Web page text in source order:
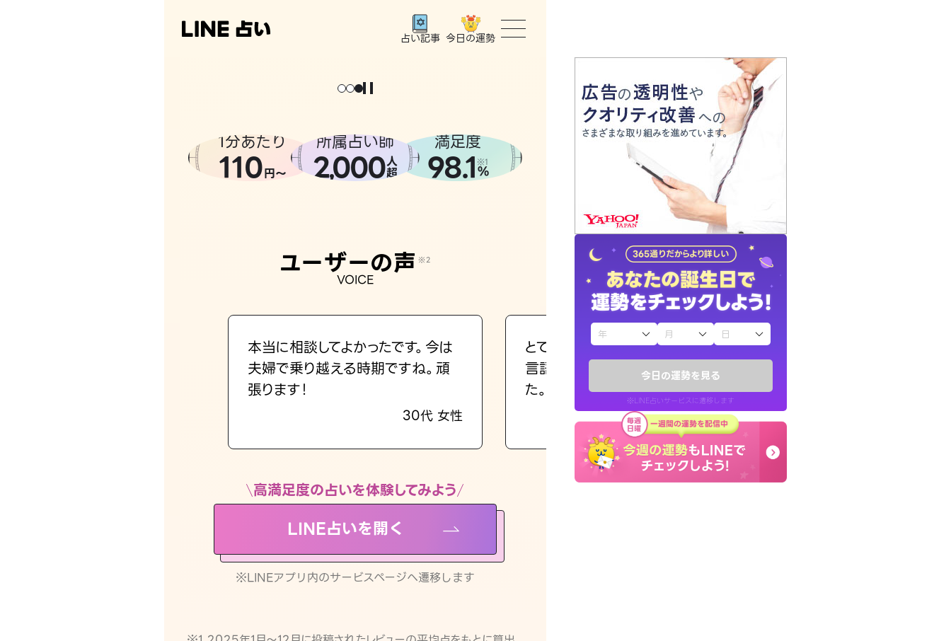
今日の運勢を見る
※LINE占いサービスに遷移します
占い記事 今日の運勢
トップ
ユーザーの声
占いの流れ
おすすめの占い師
よくある質問
えもじの子（占）12星座占い
お知らせ
1分あたり
110円〜
所属占い師
2,000人
超
満足度
98.1 ※1
%
ユーザーの声 ※2
VOICE
本当に相談してよかったです。今は
夫婦で乗り越える時期ですね。頑
張ります！
30代 女性
とても的確で感じていた違和感を
言語化してくれたので腑に落ちまし
た。
30代 女性
高満足度の占いを体験してみよう
LINE占いを開く
※LINEアプリ内のサービスページへ遷移します